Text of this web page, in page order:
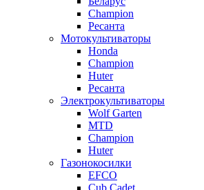
Champion
Ресанта
Мотокультиваторы
Honda
Champion
Huter
Ресанта
Электрокультиваторы
Wolf Garten
MTD
Champion
Huter
Газонокосилки
EFCO
Cub Cadet